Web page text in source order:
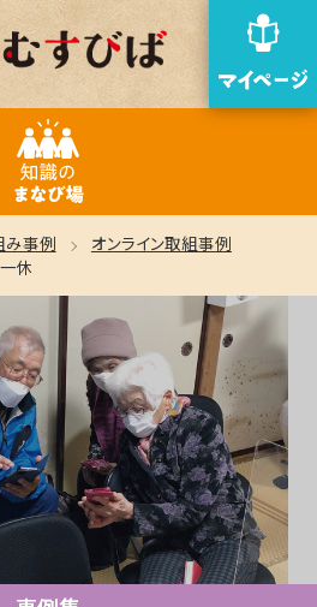
み事例
オンライン取組事例
休